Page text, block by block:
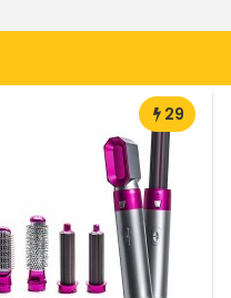
29